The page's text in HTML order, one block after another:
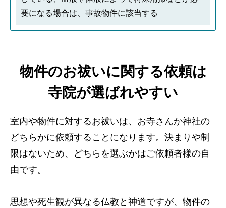
要になる場合は、事故物件に該当する
物件のお祓いに関する依頼は
寺院が選ばれやすい
室内や物件に対するお祓いは、お寺さんか神社の
どちらかに依頼することになります。決まりや制
限はないため、どちらを選ぶかはご依頼者様の自
由です。
思想や死生観が異なる仏教と神道ですが、物件の